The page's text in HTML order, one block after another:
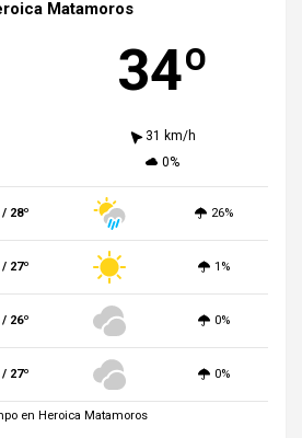
Matamoros
34º
31 km/h
0%
/ 28º 26%
/ 27º 1%
/ 26º 0%
/ 27º 0%
en Heroica Matamoros